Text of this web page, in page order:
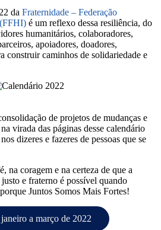
da Fraternidade – Federação
é um reflexo dessa resiliência, do
humanitários, colaboradores,
apoiadores, doadores,
construir caminhos de solidariedade e
de projetos de mudanças e
virada das páginas desse calendário
dizeres e fazeres de pessoas que se
na coragem e na certeza de que a
e fraterno é possível quando
Juntos Somos Mais Fortes!
a março de 2022